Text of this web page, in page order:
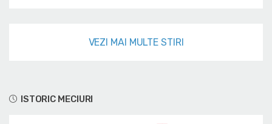
ISTORIC MECIURI
VEZI MAI MULTE STIRI